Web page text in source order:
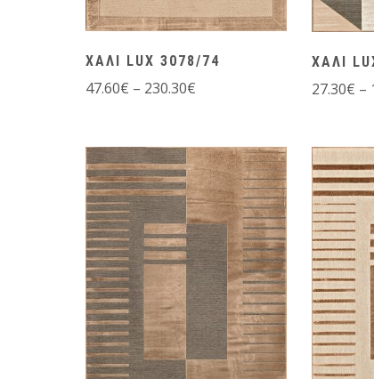
ΧΑΛΙ LUX 3078/74
47.60€ – 230.30€
ΧΑΛΙ
27.30€ –